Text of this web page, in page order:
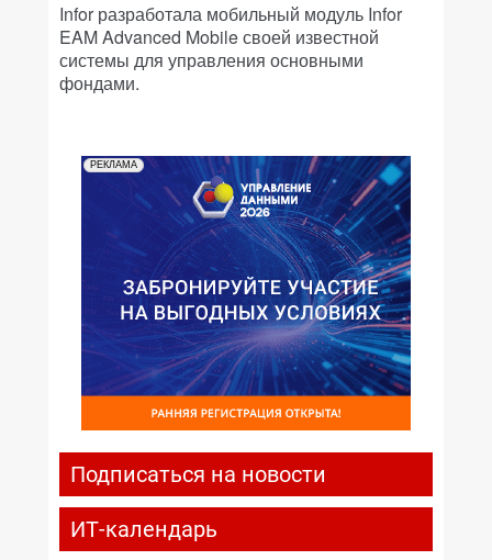
Infor разработала мобильный модуль Infor
EAM Advanced Mobile своей известной
системы для управления основными
фондами.
РЕКЛАМА
Подписаться на новости
ИТ-календарь